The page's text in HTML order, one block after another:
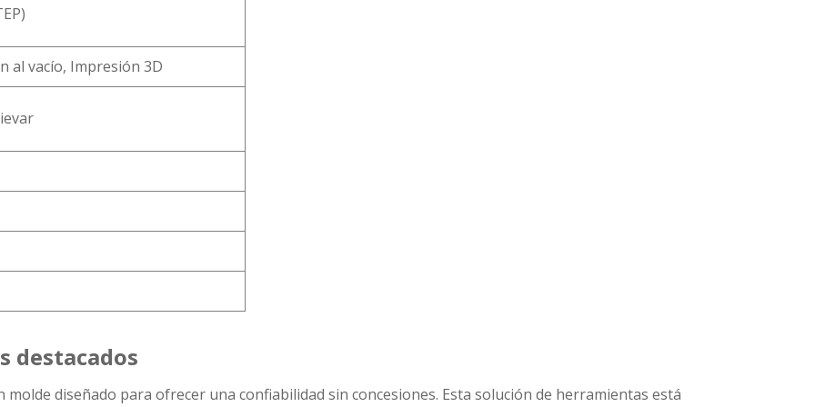
al vacío, Impresión 3D
destacados
diseñado para ofrecer una confiabilidad sin concesiones. Esta solución de herramientas está